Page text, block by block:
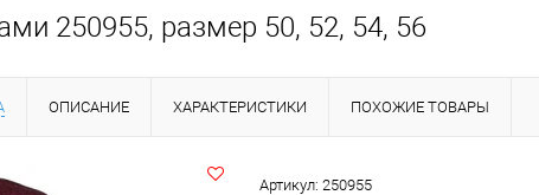
250955, размер 50, 52, 54, 56
ОПИСАНИЕ ХАРАКТЕРИСТИКИ ПОХОЖИЕ ТОВАРЫ
Артикул: 250955